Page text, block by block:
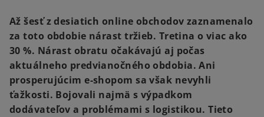
Až šesť z desiatich online obchodov zaznamenalo
za toto obdobie nárast tržieb. Tretina o viac ako
30 %. Nárast obratu očakávajú aj počas
aktuálneho predvianočného obdobia. Ani
prosperujúcim e-shopom sa však nevyhli
ťažkosti. Bojovali najmä s výpadkom
dodávateľov a problémami s logistikou. Tieto